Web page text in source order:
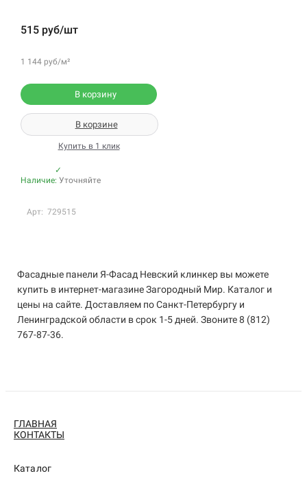
515 руб/шт
1 144 руб/м²
В корзину
В корзине
Купить в 1 клик
✓
Наличие: Уточняйте
Арт: 729515
Фасадные панели Я-Фасад Невский клинкер вы можете
купить в интернет-магазине Загородный Мир. Каталог и
цены на сайте. Доставляем по Санкт-Петербургу и
Ленинградской области в срок 1-5 дней. Звоните 8 (812)
767-87-36.
ГЛАВНАЯ
КОНТАКТЫ
Каталог